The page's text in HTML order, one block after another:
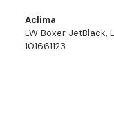
Aclima
LW Boxer JetBlack,
101661123